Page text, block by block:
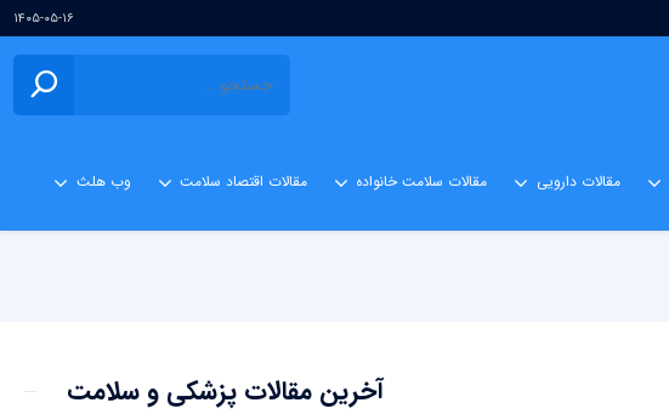
۱۴۰۵-۰۵-۱۶
مقالات دارویی مقالات سلامت خانواده مقالات اقتصاد سلامت وب هلث
آخرین مقالات پزشکی و سلامت